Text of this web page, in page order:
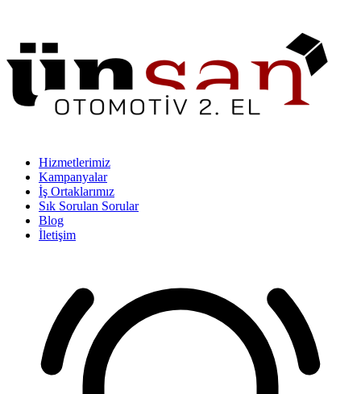
Hizmetlerimiz
Kampanyalar
İş Ortaklarımız
Sık Sorulan Sorular
Blog
İletişim